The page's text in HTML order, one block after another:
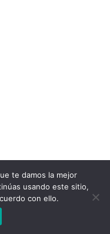
te damos la mejor
usando este sitio,
con ello.